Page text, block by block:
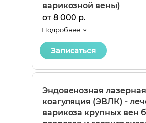
варикозной вены)
от 8 000 р.
Подробнее
Записаться
Эндовенозная лазерная
коагуляция (ЭВЛК) -
варикоза крупных вен